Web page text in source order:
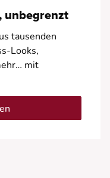
unbegrenzt
tausenden
Looks,
mit